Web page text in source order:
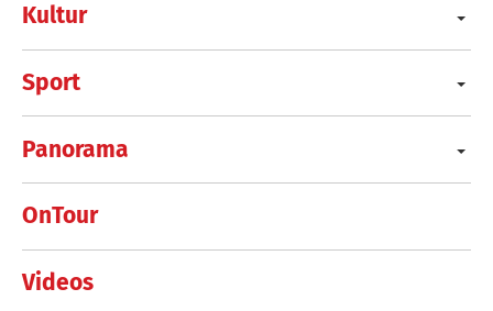
Kultur
Sport
Panorama
OnTour
Videos